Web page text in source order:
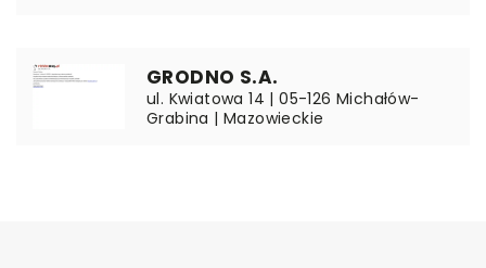
GRODNO S.A.
ul. Kwiatowa 14 | 05-126 Michałów-
Grabina | Mazowieckie